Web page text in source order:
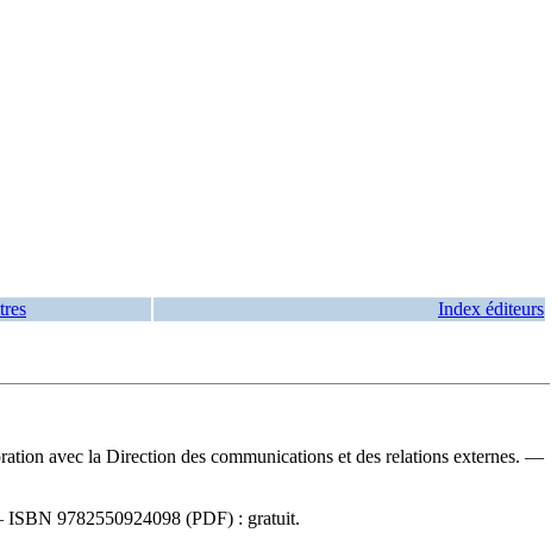
Index éditeurs
avec la Direction des communications et des relations externes. —
ISBN 9782550924098 (PDF) : gratuit.